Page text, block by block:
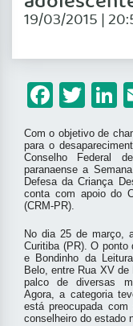
19/03/2015 |
Com o objetivo de
para o
Conselho Federal
paranaense a
Defesa da Criança
conta com apoio do
(CRM-PR).
No dia 25 de março,
Curitiba (PR). O ponto
e Bondinho da
Belo, entre Rua XV
palco de diversas
Agora, a categoria
está preocupada com
conselheiro do estado